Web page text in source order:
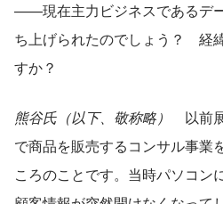
——現在主力ビジネスであるデ
ち上げられたのでしょう？　経
すか？
熊谷氏（以下、敬称略）
以前
で商品を販売するコンサル事業
ころのことです。当時パソコン